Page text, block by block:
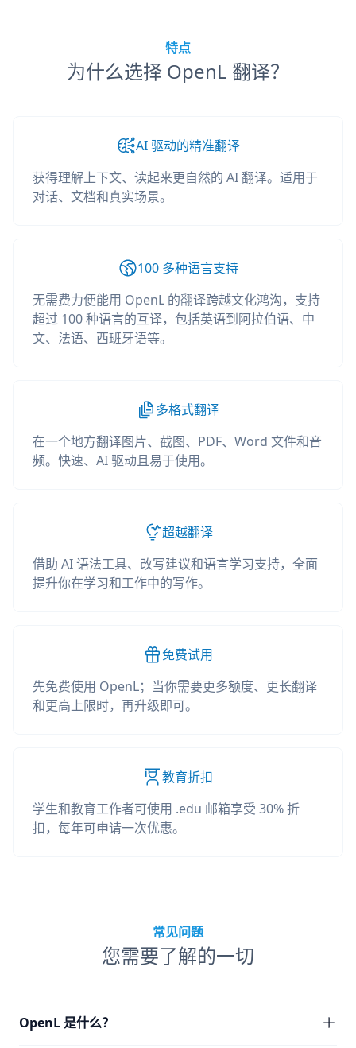
特点
为什么选择 OpenL 翻译？
AI 驱动的精准翻译
获得理解上下文、读起来更自然的 AI 翻译。适用于
对话、文档和真实场景。
100 多种语言支持
无需费力便能用 OpenL 的翻译跨越文化鸿沟，支持
超过 100 种语言的互译，包括英语到阿拉伯语、中
文、法语、西班牙语等。
多格式翻译
在一个地方翻译图片、截图、PDF、Word 文件和音
频。快速、AI 驱动且易于使用。
超越翻译
借助 AI 语法工具、改写建议和语言学习支持，全面
提升你在学习和工作中的写作。
免费试用
先免费使用 OpenL；当你需要更多额度、更长翻译
和更高上限时，再升级即可。
教育折扣
学生和教育工作者可使用 .edu 邮箱享受 30% 折
扣，每年可申请一次优惠。
常见问题
您需要了解的一切
OpenL 是什么？